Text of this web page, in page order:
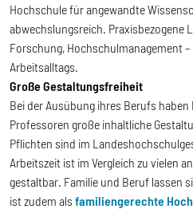
Hochschule für angewandte
abwechslungsreich. Praxisbezogene
Forschung, Hochschulmanagement –
Arbeitsalltags.
Große Gestaltungsfreiheit
Bei der Ausübung ihres Berufs
Professoren große inhaltliche
Pflichten sind im
Arbeitszeit ist im Vergleich zu vielen
gestaltbar. Familie und Beruf lassen
ist zudem als familiengerechte